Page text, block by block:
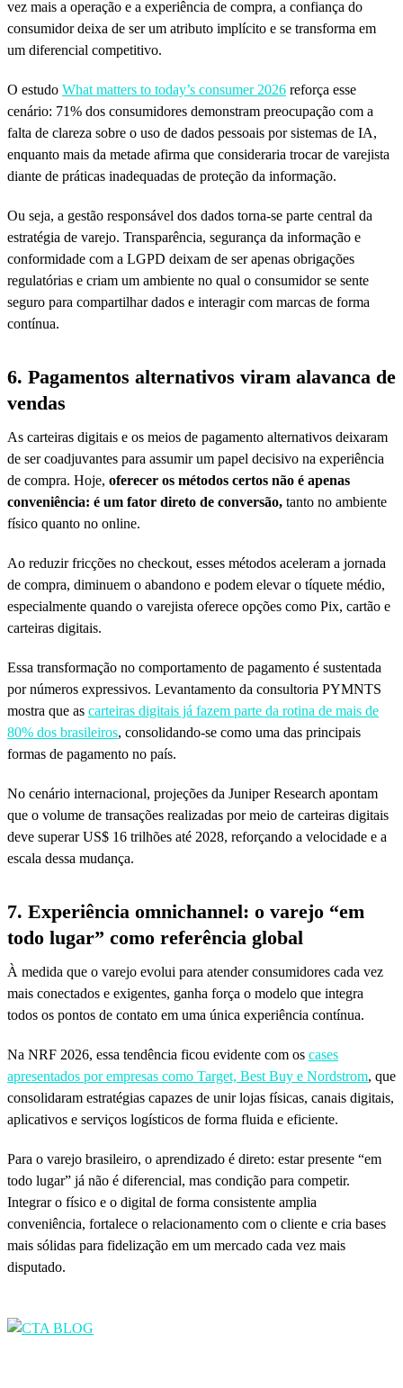
vez mais a operação e a experiência de compra, a confiança do
consumidor deixa de ser um atributo implícito e se transforma em
um diferencial competitivo.
O estudo What matters to today’s consumer 2026 reforça esse
cenário: 71% dos consumidores demonstram preocupação com a
falta de clareza sobre o uso de dados pessoais por sistemas de IA,
enquanto mais da metade afirma que consideraria trocar de varejista
diante de práticas inadequadas de proteção da informação.
Ou seja, a gestão responsável dos dados torna-se parte central da
estratégia de varejo. Transparência, segurança da informação e
conformidade com a LGPD deixam de ser apenas obrigações
regulatórias e criam um ambiente no qual o consumidor se sente
seguro para compartilhar dados e interagir com marcas de forma
contínua.
6. Pagamentos alternativos viram alavanca de
vendas
As carteiras digitais e os meios de pagamento alternativos deixaram
de ser coadjuvantes para assumir um papel decisivo na experiência
de compra. Hoje, oferecer os métodos certos não é apenas
conveniência: é um fator direto de conversão, tanto no ambiente
físico quanto no online.
Ao reduzir fricções no checkout, esses métodos aceleram a jornada
de compra, diminuem o abandono e podem elevar o tíquete médio,
especialmente quando o varejista oferece opções como Pix, cartão e
carteiras digitais.
Essa transformação no comportamento de pagamento é sustentada
por números expressivos. Levantamento da consultoria PYMNTS
mostra que as carteiras digitais já fazem parte da rotina de mais de
80% dos brasileiros, consolidando-se como uma das principais
formas de pagamento no país.
No cenário internacional, projeções da Juniper Research apontam
que o volume de transações realizadas por meio de carteiras digitais
deve superar US$ 16 trilhões até 2028, reforçando a velocidade e a
escala dessa mudança.
7. Experiência omnichannel: o varejo “em
todo lugar” como referência global
À medida que o varejo evolui para atender consumidores cada vez
mais conectados e exigentes, ganha força o modelo que integra
todos os pontos de contato em uma única experiência contínua.
Na NRF 2026, essa tendência ficou evidente com os cases
apresentados por empresas como Target, Best Buy e Nordstrom, que
consolidaram estratégias capazes de unir lojas físicas, canais digitais,
aplicativos e serviços logísticos de forma fluida e eficiente.
Para o varejo brasileiro, o aprendizado é direto: estar presente “em
todo lugar” já não é diferencial, mas condição para competir.
Integrar o físico e o digital de forma consistente amplia
conveniência, fortalece o relacionamento com o cliente e cria bases
mais sólidas para fidelização em um mercado cada vez mais
disputado.